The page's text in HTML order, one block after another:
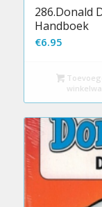
286.Donald
Handboek
€6.95